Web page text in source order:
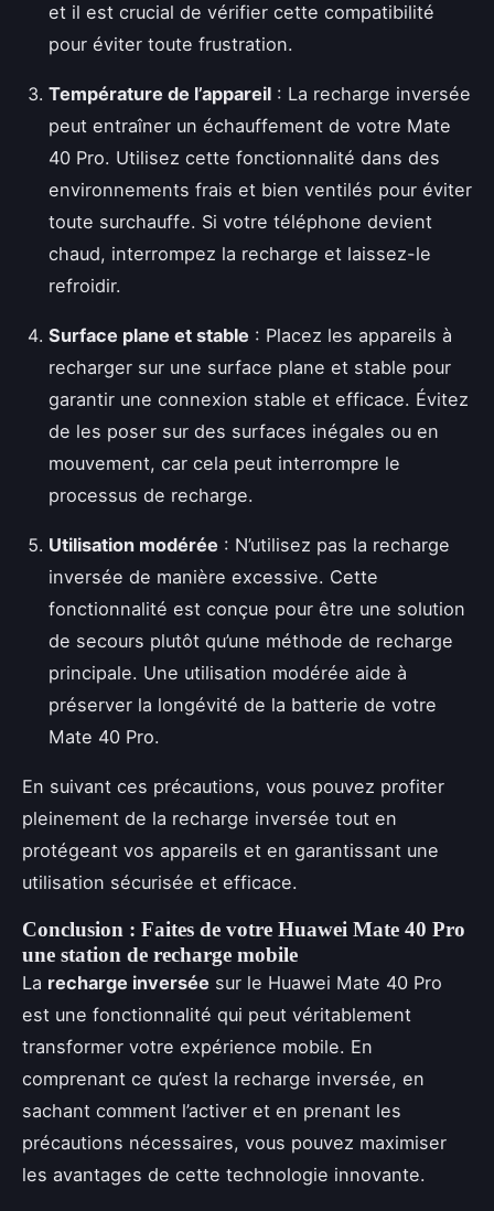
et il est crucial de vérifier cette compatibilité
pour éviter toute frustration.
Température de l’appareil : La recharge inversée
peut entraîner un échauffement de votre Mate
40 Pro. Utilisez cette fonctionnalité dans des
environnements frais et bien ventilés pour éviter
toute surchauffe. Si votre téléphone devient
chaud, interrompez la recharge et laissez-le
refroidir.
Surface plane et stable : Placez les appareils à
recharger sur une surface plane et stable pour
garantir une connexion stable et efficace. Évitez
de les poser sur des surfaces inégales ou en
mouvement, car cela peut interrompre le
processus de recharge.
Utilisation modérée : N’utilisez pas la recharge
inversée de manière excessive. Cette
fonctionnalité est conçue pour être une solution
de secours plutôt qu’une méthode de recharge
principale. Une utilisation modérée aide à
préserver la longévité de la batterie de votre
Mate 40 Pro.
En suivant ces précautions, vous pouvez profiter
pleinement de la recharge inversée tout en
protégeant vos appareils et en garantissant une
utilisation sécurisée et efficace.
Conclusion : Faites de votre Huawei Mate 40 Pro
une station de recharge mobile
La recharge inversée sur le Huawei Mate 40 Pro
est une fonctionnalité qui peut véritablement
transformer votre expérience mobile. En
comprenant ce qu’est la recharge inversée, en
sachant comment l’activer et en prenant les
précautions nécessaires, vous pouvez maximiser
les avantages de cette technologie innovante.